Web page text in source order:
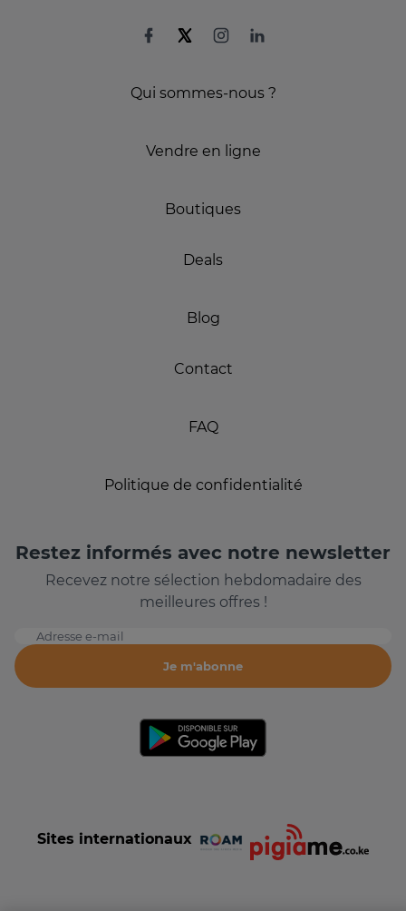
Qui sommes-nous ?
Vendre en ligne
Boutiques
Deals
Blog
Contact
FAQ
Politique de confidentialité
Restez informés avec notre newsletter
Recevez notre sélection hebdomadaire des
meilleures offres !
Adresse e-mail
Je m'abonne
Sites internationaux